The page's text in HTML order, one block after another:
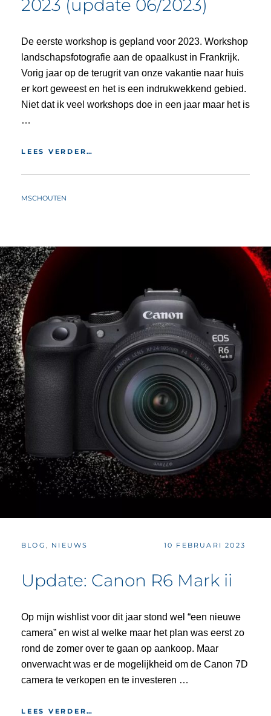
2023 (update 06/2023)
De eerste workshop is gepland voor 2023. Workshop
landschapsfotografie aan de opaalkust in Frankrijk.
Vorig jaar op de terugrit van onze vakantie naar huis
er kort geweest en het is een indrukwekkend gebied.
Niet dat ik veel workshops doe in een jaar maar het is
…
LEES VERDER…
06/2023)
BY
MSCHOUTEN
CATEGORIES:
BLOG , NIEUWS
POSTED
10 FEBRUARI 2023
Update: Canon R6 Mark ii
Op mijn wishlist voor dit jaar stond wel “een nieuwe
camera” en wist al welke maar het plan was eerst zo
rond de zomer over te gaan op aankoop. Maar
onverwacht was er de mogelijkheid om de Canon 7D
camera te verkopen en te investeren …
LEES VERDER…